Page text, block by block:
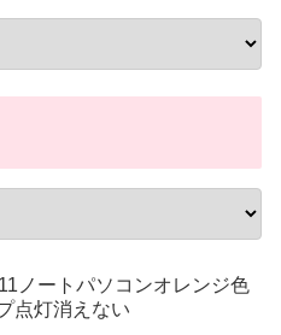
ノートパソコンオレンジ色
点灯消えない